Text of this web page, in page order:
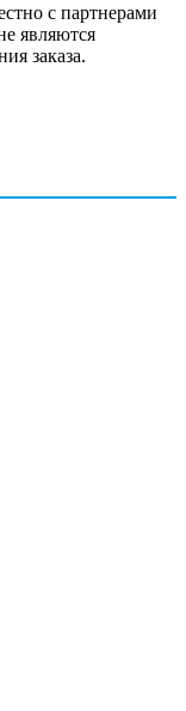
с партнерами
являются
заказа.